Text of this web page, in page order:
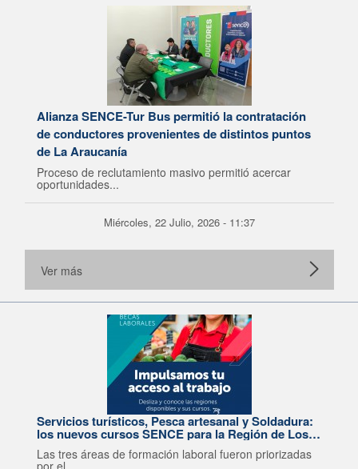
Alianza SENCE-Tur Bus permitió la contratación
de conductores provenientes de distintos puntos
de La Araucanía
Proceso de reclutamiento masivo permitió acercar
oportunidades...
Miércoles, 22 Julio, 2026 - 11:37
Ver más
Servicios turísticos, Pesca artesanal y Soldadura:
los nuevos cursos SENCE para la Región de Los
Lagos
Las tres áreas de formación laboral fueron priorizadas
por el...